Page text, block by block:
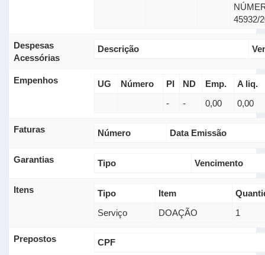
45932/
Despesas
Acessórias
Descrição
Empenhos UG Número PI ND Emp.
A liq.
-
- 0,00 0,00
Faturas Número Data Emissão
Garantias Tipo Vencimento
Itens Tipo Item
Serviço
DOAÇÃO 1
Prepostos CPF